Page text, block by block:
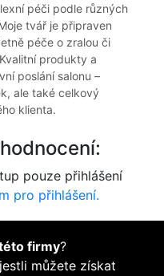
péči podle různých
tvář je připraven
péče o zralou či
produkty a
poslání salonu –
ale také celkový
klienta.
pouze přihlášení
pro přihlášení.
firmy?
můžete získat